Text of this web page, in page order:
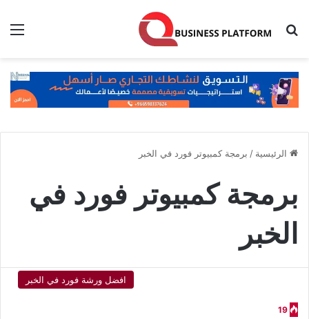
بحث عن
الرئيسية / برمجة كمبيوتر فورد في الخبر
برمجة كمبيوتر فورد في
الخبر
افضل ورشة فورد في الخبر
19